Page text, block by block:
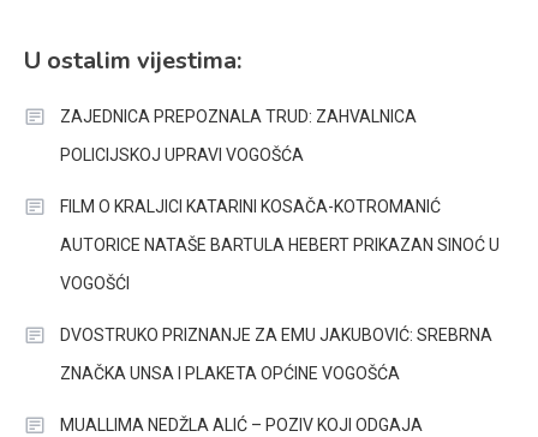
U ostalim vijestima:
ZAJEDNICA PREPOZNALA TRUD: ZAHVALNICA
POLICIJSKOJ UPRAVI VOGOŠĆA
FILM O KRALJICI KATARINI KOSAČA-KOTROMANIĆ
AUTORICE NATAŠE BARTULA HEBERT PRIKAZAN SINOĆ U
VOGOŠĆI
DVOSTRUKO PRIZNANJE ZA EMU JAKUBOVIĆ: SREBRNA
ZNAČKA UNSA I PLAKETA OPĆINE VOGOŠĆA
MUALLIMA NEDŽLA ALIĆ – POZIV KOJI ODGAJA